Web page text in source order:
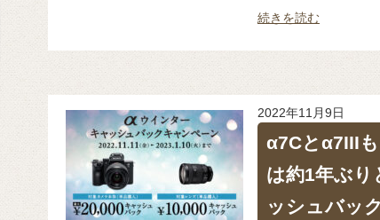
続きを読む
2022年11月9日
α7Cとα7III
は約1年ぶり
ッシュバッ